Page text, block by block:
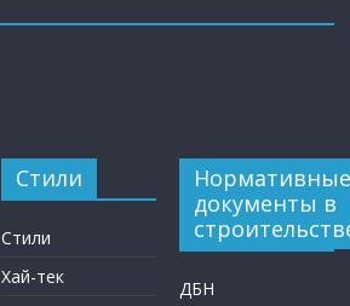
Стили
Стили
Хай-тек
Нормативные
документы в
ДБН